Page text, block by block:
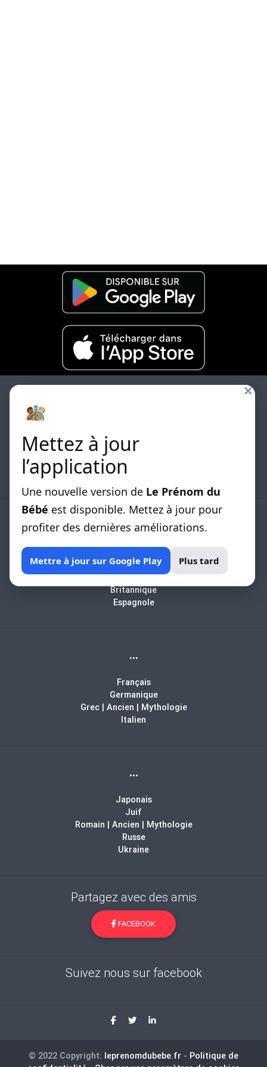
×
Mettez à jour
l’application
Une nouvelle version de Le Prénom du
Bébé est disponible. Mettez à jour pour
profiter des dernières améliorations.
Mettre à jour sur Google Play Plus tard
Les differentes listes de prénoms classées par
origines sont disponibles.
LISTE DE PRENOMS
Arabe
Biblique
Britannique
Espagnole
...
Français
Germanique
Grec | Ancien | Mythologie
Italien
...
Japonais
Juif
Romain | Ancien | Mythologie
Russe
Ukraine
Partagez avec des amis
FACEBOOK
Suivez nous sur facebook
© 2022 Copyright: leprenomdubebe.fr - Politique de